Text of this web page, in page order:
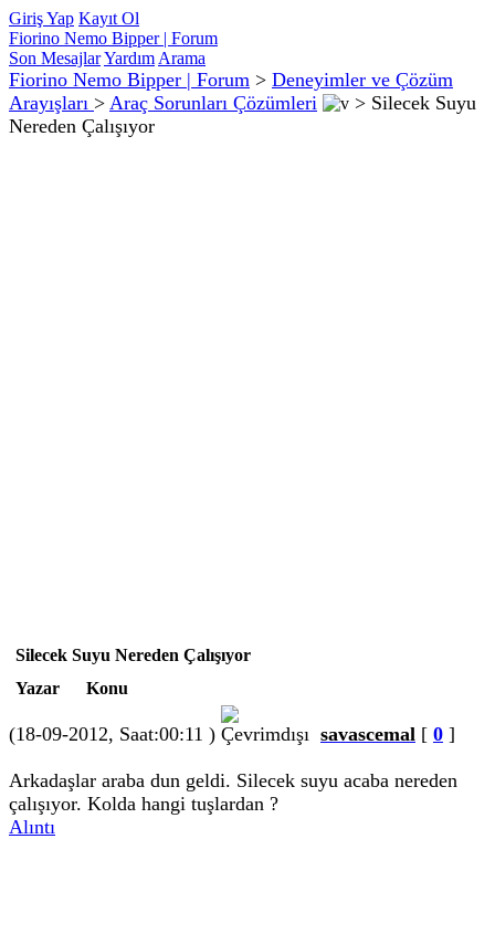
Giriş Yap Kayıt Ol
Fiorino Nemo Bipper | Forum
Son MesajlarYardım Arama
Fiorino Nemo Bipper | Forum > Deneyimler ve Çözüm
Arayışları > Araç Sorunları Çözümleri > Silecek Suyu
Nereden Çalışıyor
Silecek Suyu Nereden Çalışıyor
Yazar
Konu
(18-09-2012, Saat:00:11 ) savascemal [ 0 ]
Arkadaşlar araba dun geldi. Silecek suyu acaba nereden
çalışıyor. Kolda hangi tuşlardan ?
Alıntı